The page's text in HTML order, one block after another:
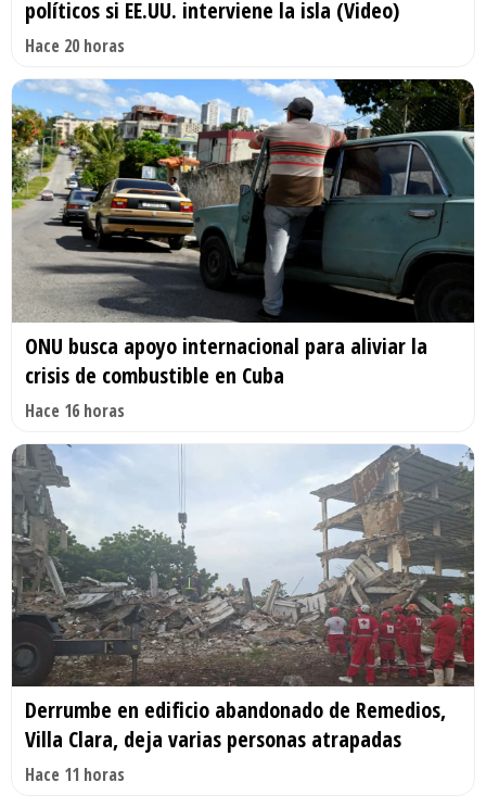
políticos si EE.UU. interviene la isla (Video)
Hace 20 horas
ONU busca apoyo internacional para aliviar la
crisis de combustible en Cuba
Hace 16 horas
Derrumbe en edificio abandonado de Remedios,
Villa Clara, deja varias personas atrapadas
Hace 11 horas